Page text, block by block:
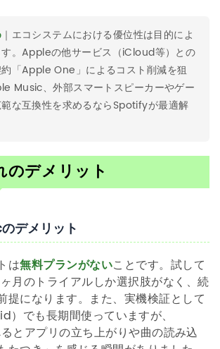
｜エコシステムにおける優位性は目的によ
す。Appleの他サービス（iCloud等）との
「Apple One」によるコスト削減を狙
Music、外部スマートスピーカーやゲー
な互換性を求めるならSpotifyが最適解
デメリット
デメリット
は無料プランがないことです。試して
月のトライアルしか選択肢がなく、続
提になります。また、実機検証として
でも長期間使っていますが、
とアプリの立ち上がりや曲の読み込